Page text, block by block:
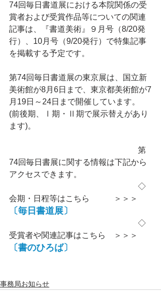
74回毎日書道展における本院関係の受
賞者および受賞作品等についての関連
記事は、『書道美術』９月号（8/20発
行）、10月号（9/20発行）で特集記事
を掲載する予定です。
第74回毎日書道展の東京展は、国立新
美術館が8月6日まで、東京都美術館が7
月19日～24日まで開催しています。
(前後期、Ⅰ期・Ⅱ期で展示替えがあり
ます)。
第
74回毎日書展に関する情報は下記から
アクセスできます。
◇
会期・日程等はこちら　　　＞＞＞
〔毎日書道展〕
◇
受賞者や関連記事はこちら　＞＞＞
〔書のひろば〕
事務局お知らせ